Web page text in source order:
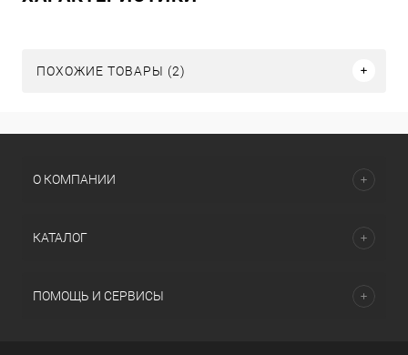
ПОХОЖИЕ ТОВАРЫ (2)
О КОМПАНИИ
КАТАЛОГ
ПОМОЩЬ И СЕРВИСЫ